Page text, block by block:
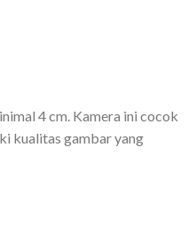
4 cm. Kamera ini cocok
kualitas gambar yang